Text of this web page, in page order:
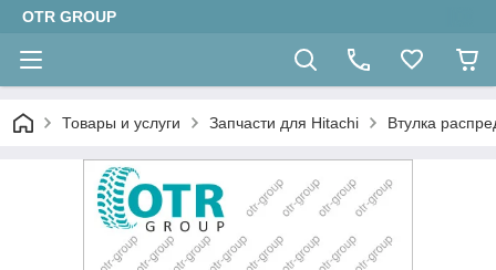
OTR GROUP
Товары и услуги Запчасти для Hitachi Втулка